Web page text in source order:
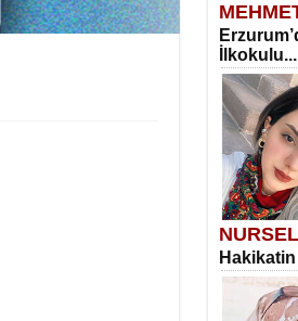
İlkokulu...
Hakikatin